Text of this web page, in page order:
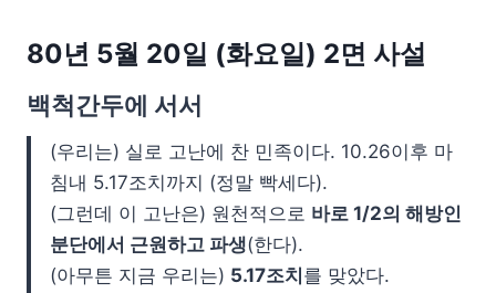
80년 5월 20일 (화요일) 2면 사설
백척간두에 서서
(우리는) 실로 고난에 찬 민족이다. 10.26이후 마
침내 5.17조치까지 (정말 빡세다).
(그런데 이 고난은) 원천적으로 바로 1/2의 해방인
분단에서 근원하고 파생(한다).
(아무튼 지금 우리는) 5.17조치를 맞았다.